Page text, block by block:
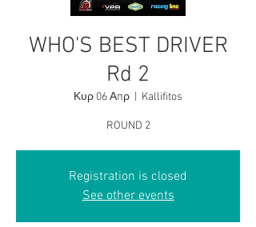
WHO'S BEST DRIVER
Rd 2
Κυρ 06 Απρ Kallifitos
ROUND 2
Registration is closed
See other events